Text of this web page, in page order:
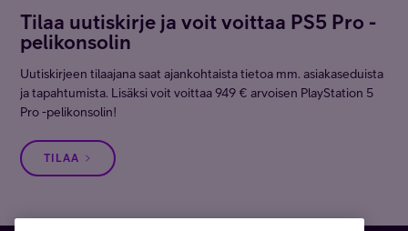
Tilaa uutiskirje ja voit voittaa PS5 Pro -
pelikonsolin
Uutiskirjeen tilaajana saat ajankohtaista tietoa mm. asiakaseduista
ja tapahtumista. Lisäksi voit voittaa 949 € arvoisen PlayStation 5
Pro -pelikonsolin!
TILAA